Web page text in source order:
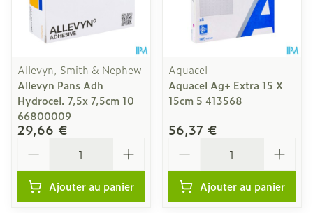
Allevyn, Smith & Nephew
Allevyn Pans Adh
Hydrocel. 7,5x 7,5cm 10
66800009
29,66 €
Ajouter au panier
Aquacel
Aquacel Ag+ Extra 15 X
15cm 5 413568
56,37 €
Ajouter au panier